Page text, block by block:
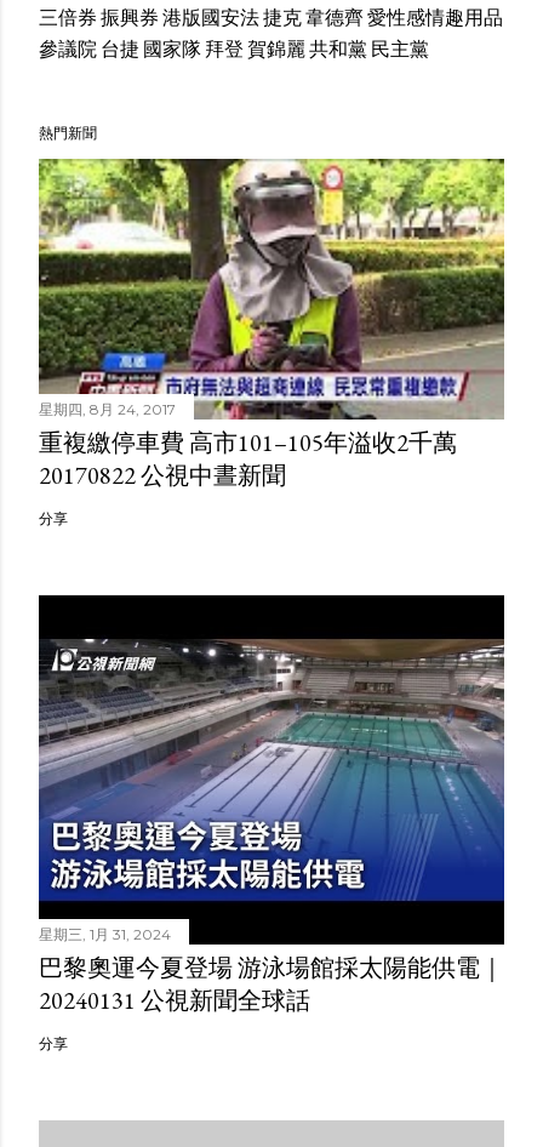
三倍券振興券港版國安法捷克韋德齊愛性感情趣用品
參議院台捷 國家隊拜登賀錦麗共和黨民主黨
熱門新聞
星期四, 8月 24, 2017
重複繳停車費 高市101–105年溢收2千萬
20170822 公視中晝新聞
分享
星期三, 1月 31, 2024
巴黎奧運今夏登場 游泳場館採太陽能供電｜
20240131 公視新聞全球話
分享